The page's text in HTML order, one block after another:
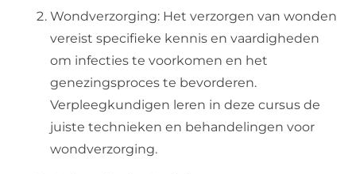
Wondverzorging: Het verzorgen van wonden
vereist specifieke kennis en vaardigheden
om infecties te voorkomen en het
genezingsproces te bevorderen.
Verpleegkundigen leren in deze cursus de
juiste technieken en behandelingen voor
wondverzorging.